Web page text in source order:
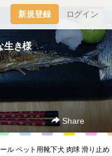
新規登録 ログイン
生き様
Share
ル ペット用靴下犬 肉球 滑り止め